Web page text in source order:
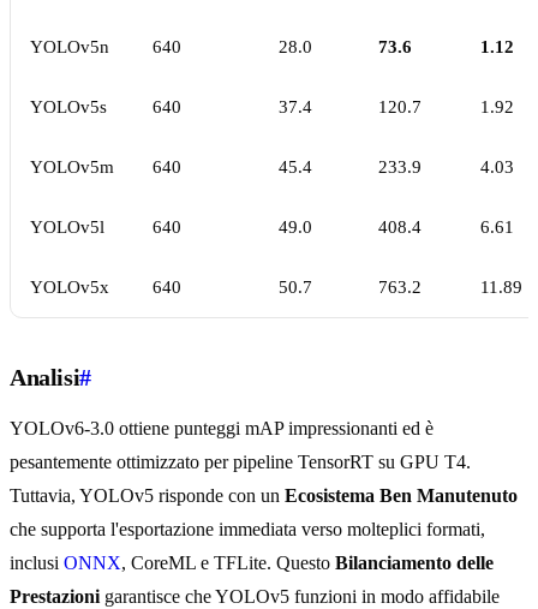
YOLOv5n 640 28.0 73.6 1.12
YOLOv5s 640 37.4 120.7 1.92
YOLOv5m 640 45.4 233.9 4.03
YOLOv5l 640 49.0 408.4 6.61
YOLOv5x 640 50.7 763.2 11.89
Analisi#
YOLOv6-3.0 ottiene punteggi mAP impressionanti ed è
pesantemente ottimizzato per pipeline TensorRT su GPU T4.
Tuttavia, YOLOv5 risponde con un Ecosistema Ben Manutenuto
che supporta l'esportazione immediata verso molteplici formati,
inclusi ONNX, CoreML e TFLite. Questo Bilanciamento delle
Prestazioni garantisce che YOLOv5 funzioni in modo affidabile